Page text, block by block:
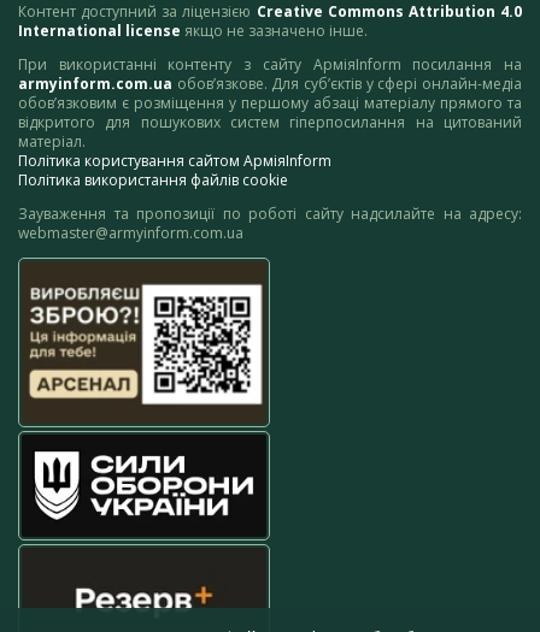
Контент доступний за ліцензією Creative Commons Attribution 4.0
International license якщо не зазначено інше.
При використанні контенту з сайту АрміяInform посилання на
armyinform.com.ua обов’язкове. Для суб’єктів у сфері онлайн-медіа
обов’язковим є розміщення у першому абзаці матеріалу прямого та
відкритого для пошукових систем гіперпосилання на цитований
матеріал.
Політика користування сайтом АрміяInform
Політика використання файлів cookie
Зауваження та пропозиції по роботі сайту надсилайте на адресу:
webmaster@armyinform.com.ua